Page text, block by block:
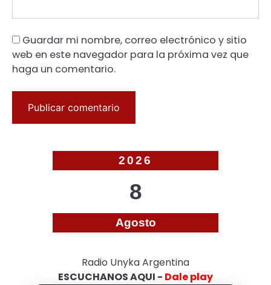
Guardar mi nombre, correo electrónico y sitio
web en este navegador para la próxima vez que
haga un comentario.
2026
8
Agosto
Radio Unyka Argentina
ESCUCHANOS AQUI - Dale play